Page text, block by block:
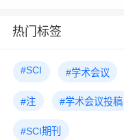
热门标签
#SCI #学术会议
#注 #学术会议投稿
#SCI期刊